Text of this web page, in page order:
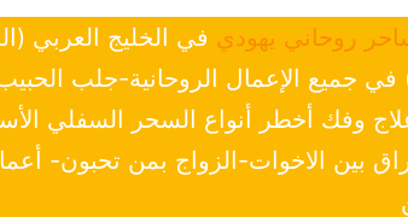
روحاني يهودي في الخليج العربي
جميع الإعمال الروحانية-جلب
علاج وفك أخطر أنواع السحر السفلي
بين الاخوات-الزواج بمن تحبون-